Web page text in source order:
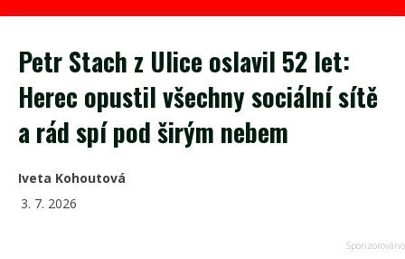
Petr Stach z Ulice oslavil 52 let:
Herec opustil všechny sociální sítě
a rád spí pod širým nebem
Iveta Kohoutová
3. 7. 2026